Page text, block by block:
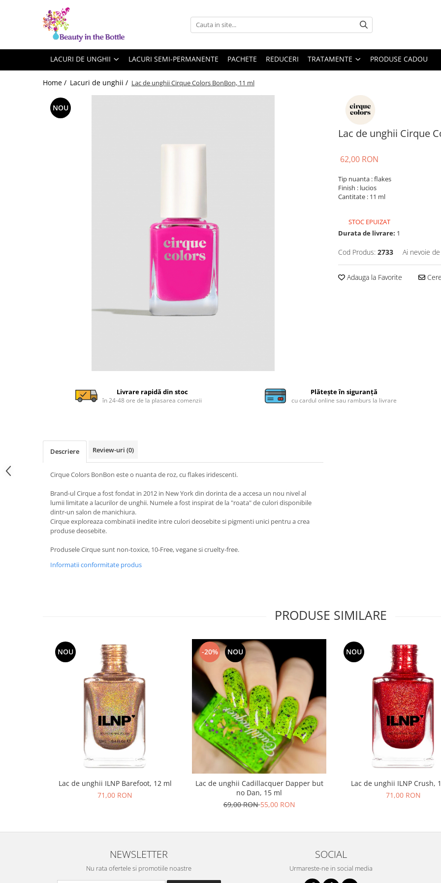
Lacuri de unghii
ILNP
Tratamente
Top Coat
LACURI DE UNGHII LACURI SEMI-PERMANENTE PACHETE REDUCERI TRATAMENTE PRODUSE CADOU
Home / Lacuri de unghii / Lac de unghii Cirque Colors BonBon, 11 ml
Lac de unghii Cirque
NOU
62,00 RON
Tip nuanta : flakes
Finish : lucios
Cantitate : 11 ml
STOC EPUIZAT
Durata de livrare: 1
Cod Produs: 2733 Ai nevoie
Adauga la Favorite
Livrare rapidă din stoc
în 24-48 ore de la plasarea comenzii
Plătește în siguranță
cu cardul online sau ramburs la livrare
Descriere Review-uri (0)
Cirque Colors BonBon este o nuanta de roz, cu flakes iridescenti.
Brand-ul Cirque a fost fondat in 2012 in New York din dorinta de a accesa un nou nivel al
lumii limitate a lacurilor de unghii. Numele a fost inspirat de la "roata" de culori disponibile
dintr-un salon de manichiura.
Cirque exploreaza combinatii inedite intre culori deosebite si pigmenti unici pentru a crea
produse deosebite.
Produsele Cirque sunt non-toxice, 10-Free, vegane si cruelty-free.
Informatii conformitate produs
PRODUSE SIMILARE
NOU
Lac de unghii ILNP Barefoot, 12 ml
71,00 RON
-20% NOU
Lac de unghii Cadillacquer Dapper but
no Dan, 15 ml
69,00 RON55,00 RON
NOU
Lac de unghii ILNP Crush,
71,00 RON
NEWSLETTER
Nu rata ofertele si promotiile noastre
SOCIAL
Urmareste-ne in social media